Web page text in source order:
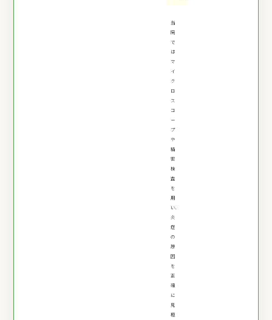
当
院
で
は
マ
イ
ク
ロ
ス
コ
ー
プ
や
精
密
検
査
を
用
い、
炎
症
の
原
因
を
正
確
に
見
極